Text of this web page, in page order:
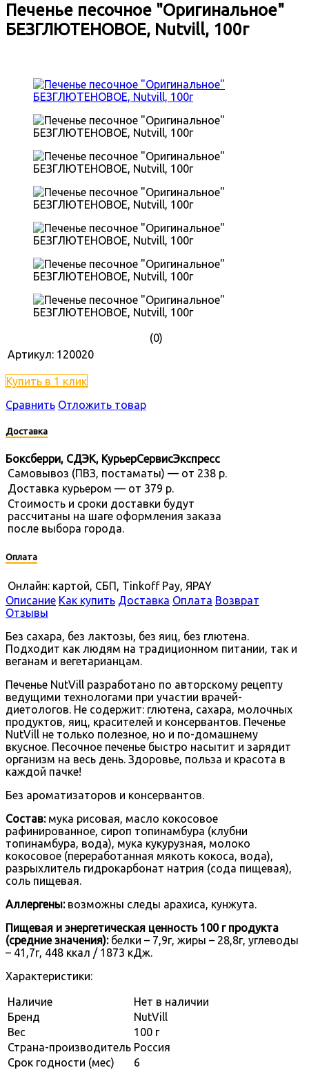
Печенье песочное "Оригинальное"
БЕЗГЛЮТЕНОВОЕ, Nutvill, 100г
(0)
Артикул: 120020
Купить в 1 клик
Сравнить Отложить товар
Доставка
Боксберри, СДЭК, КурьерСервисЭкспресс
Самовывоз (ПВЗ, постаматы) — от 238 р.
Доставка курьером — от 379 р.
Стоимость и сроки доставки будут
рассчитаны на шаге оформления заказа
после выбора города.
Оплата
Онлайн: картой, СБП, Tinkoff Pay, ЯPAY
Описание Как купить Доставка Оплата Возврат
Отзывы
Без сахара, без лактозы, без яиц, без глютена.
Подходит как людям на традиционном питании, так и
веганам и вегетарианцам.
Печенье NutVill разработано по авторскому рецепту
ведущими технологами при участии врачей-
диетологов. Не содержит: глютена, сахара, молочных
продуктов, яиц, красителей и консервантов. Печенье
NutVill не только полезное, но и по-домашнему
вкусное. Песочное печенье быстро насытит и зарядит
организм на весь день. Здоровье, польза и красота в
каждой пачке!
Без ароматизаторов и консервантов.
Состав: мука рисовая, масло кокосовое
рафинированное, сироп топинамбура (клубни
топинамбура, вода), мука кукурузная, молоко
кокосовое (переработанная мякоть кокоса, вода),
разрыхлитель гидрокарбонат натрия (сода пищевая),
соль пищевая.
Аллергены:возможны следы арахиса, кунжута.
Пищевая и энергетическая ценность 100 г продукта
(средние значения):белки – 7,9г, жиры – 28,8г, углеводы
– 41,7г, 448 ккал / 1873 кДж.
Характеристики:
Наличие
Нет в наличии
Бренд
NutVill
Вес
100 г
Страна-производитель Россия
Срок годности (мес)
6